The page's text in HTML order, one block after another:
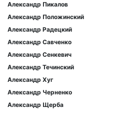
Александр Пикалов
Александр Положинский
Александр Радецкий
Александр Савченко
Александр Сенкевич
Александр Течинский
Александр Хуг
Александр Черненко
Александр Щерба